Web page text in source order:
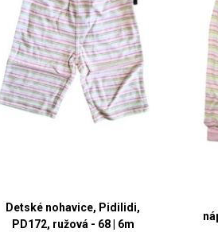
Detské nohavice, Pidilidi,
PD172, ružová - 68 | 6m